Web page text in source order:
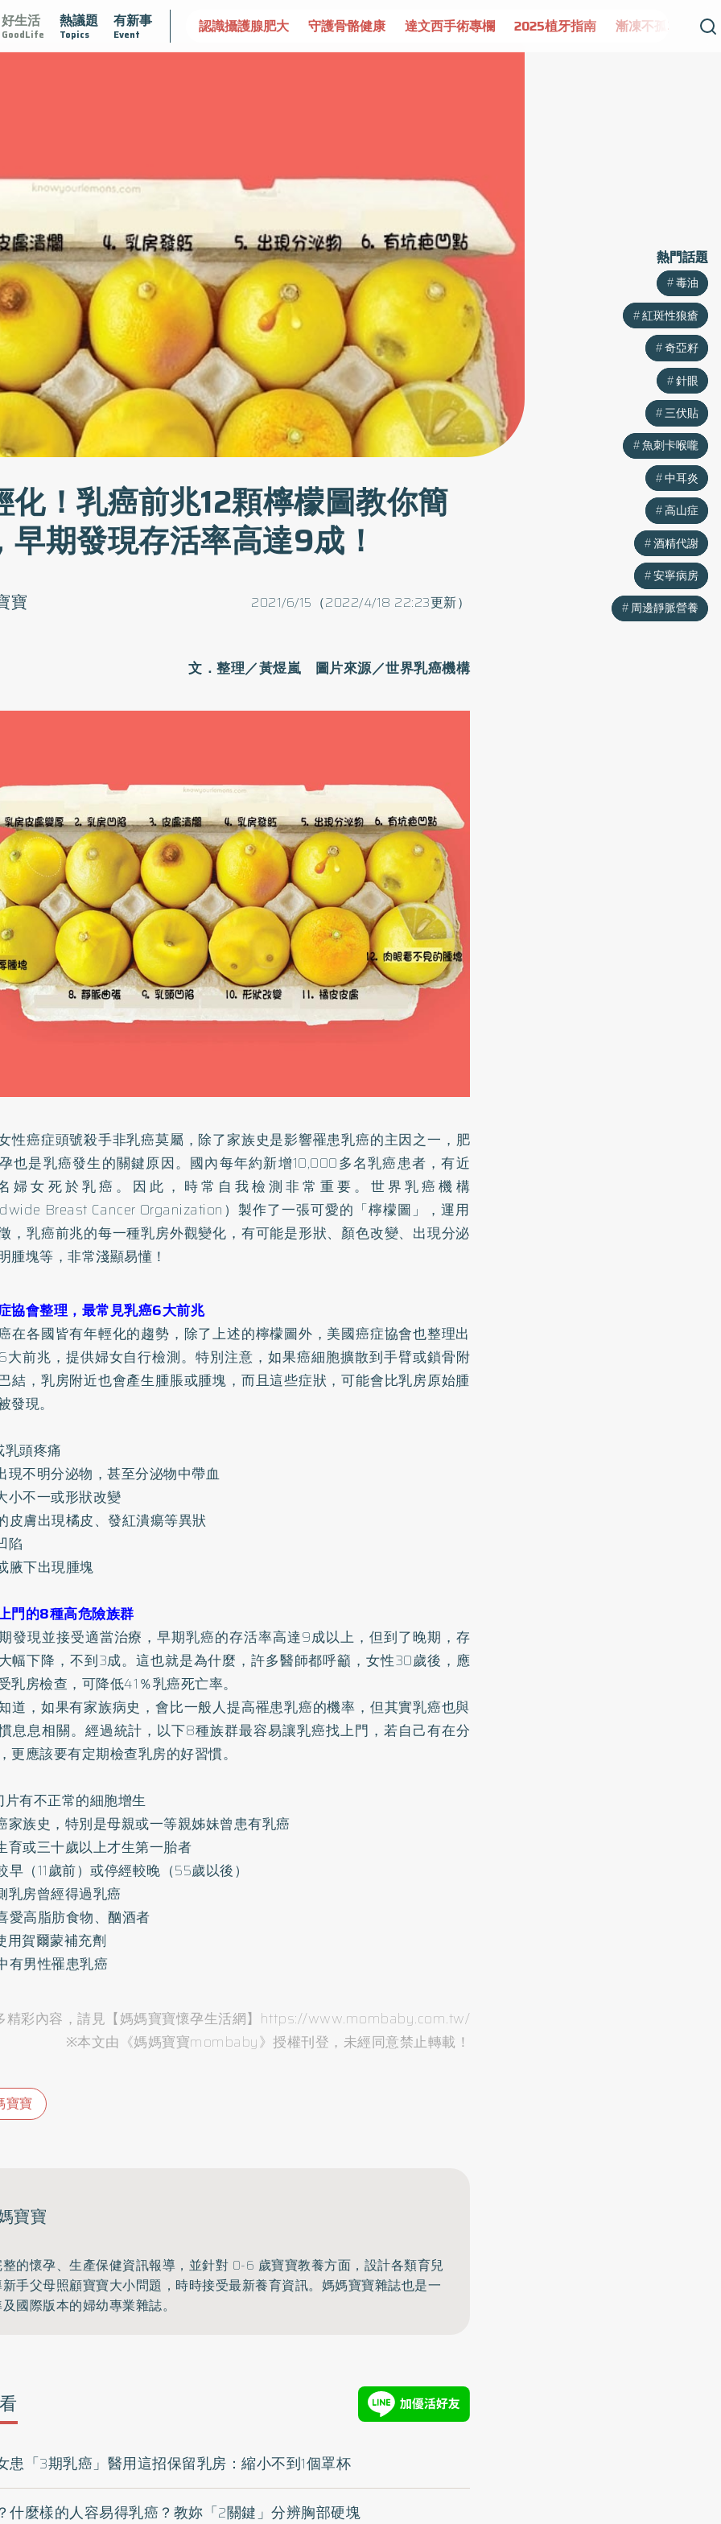
好生活
GoodLife
熱議題
Topics
有新事
Event
愛的未來視 認識攝護腺肥大 守護骨骼健康 達文西手術專欄 2025植牙指南 漸凍不孤單 愛不沾黏 守護腺
化！乳癌前兆12顆檸檬圖教你簡
早期發現存活率高達9成！
2021/6/15（2022/4/18 22:23更新）
寶
文．整理／黃煜嵐 圖片來源／世界乳癌機構
性癌症頭號殺手非乳癌莫屬，除了家族史是影響罹患乳癌的主因之一， 肥
也是乳癌發生的關鍵原因。國內每年約新增10,000多名乳癌患者，有近
婦女死於乳癌。因此，時常自我檢測非常重要。世界乳癌機構
Breast Cancer Organization）製作了一張可愛的「檸檬圖」，運用
，乳癌前兆的每一種乳房外觀變化，有可能是形狀、顏色改變、出現分泌
腫塊等，非常淺顯易懂！
協會整理，最常見乳癌6大前兆
在各國皆有年輕化的趨勢，除了上述的檸檬圖外，美國癌症協會也整理出
大前兆，提供婦女自行檢測。特別注意，如果癌細胞擴散到手臂或鎖骨附
結，乳房附近也會產生腫脹或腫塊，而且這些症狀，可能會比乳房原始腫
發現。
乳頭疼痛
現不明分泌物，甚至分泌物中帶血
小不一或形狀改變
皮膚出現橘皮、發紅潰瘍等異狀
陷
腋下出現腫塊
門的8種高危險族群
發現並接受適當治療，早期乳癌的存活率高達9成以上，但到了晚期，存
幅下降，不到3成。這也就是為什麼，許多醫師都呼籲，女性30歲後，應
乳房檢查，可降低41％乳癌死亡率。
道，如果有家族病史，會比一般人提高罹患乳癌的機率，但其實乳癌也與
息息相關。經過統計，以下8種族群最容易讓乳癌找上門，若自己有在分
更應該要有定期檢查乳房的好習慣。
片有不正常的細胞增生
家族史，特別是母親或一等親姊妹曾患有乳癌
育或三十歲以上才生第一胎者
早（11歲前）或停經較晚（55歲以後）
乳房曾經得過乳癌
愛高脂肪食物、酗酒者
用賀爾蒙補充劑
有男性罹患乳癌
彩內容，請見【媽媽寶寶懷孕生活網】https://www.mombaby.com.tw/
※本文由《媽媽寶寶mombaby》授權刊登，未經同意禁止轉載！
寶寶
寶寶
的懷孕、生產保健資訊報導，並針對 0-6 歲寶寶教養方面，設計各類育兒
手父母照顧寶寶大小問題，時時接受最新養育資訊。媽媽寶寶雜誌也是一
國際版本的婦幼專業雜誌。
患「3期乳癌」醫用這招保留乳房：縮小不到1個罩杯
什麼樣的人容易得乳癌？教妳「2關鍵」分辨胸部硬塊
熱門話題
毒油
紅斑性狼瘡
奇亞籽
針眼
三伏貼
魚刺卡喉嚨
中耳炎
高山症
酒精代謝
安寧病房
周邊靜脈營養
熱門話題
毒油
紅斑性狼瘡
奇亞籽
針眼
三伏貼
魚刺卡喉嚨
中耳炎
高山症
酒精代謝
安寧病房
周邊靜脈營養